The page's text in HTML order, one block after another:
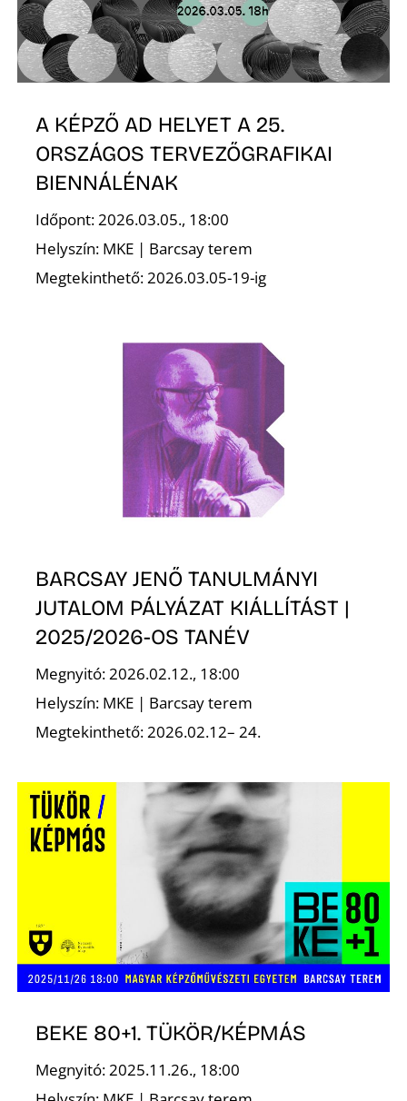
A KÉPZŐ AD HELYET A 25.
ORSZÁGOS TERVEZŐGRAFIKAI
BIENNÁLÉNAK
Időpont: 2026.03.05., 18:00
Helyszín: MKE | Barcsay terem
Megtekinthető: 2026.03.05-19-ig
BARCSAY JENŐ TANULMÁNYI
JUTALOM PÁLYÁZAT KIÁLLÍTÁST |
2025/2026-OS TANÉV
Megnyitó: 2026.02.12., 18:00
Helyszín: MKE | Barcsay terem
Megtekinthető: 2026.02.12– 24.
BEKE 80+1. TÜKÖR/KÉPMÁS
Megnyitó: 2025.11.26., 18:00